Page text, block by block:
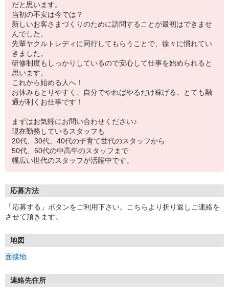
だと思います。
当初の不安は今では？
新しいお客さまづくりのために訪問することが最初はできませ
んでした。
先輩ヤクルトレディに同行してもらうことで、徐々に慣れてい
きました。
研修制度もしっかりしているので安心して仕事を始められると
思います。
これから始める人へ！
お休みもとりやすく、自分でやればやるだけ稼げる、とても融
通が利くお仕事です！
まずはお気軽にお問い合わせください♪
現在勤務しているスタッフも
20代、30代、40代の子育て世代のスタッフから
50代、60代の中高年のスタッフまで
幅広い世代のスタッフが活躍中です。
応募方法
「応募する」ボタンをご利用下さい。こちらより折り返しご連絡を
させて頂きます。
地図
面接地
連絡先住所